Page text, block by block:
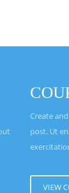
a
mikor,
Olyan
ledőlése.
New Yorkban
Create
post. Ut
VIEW